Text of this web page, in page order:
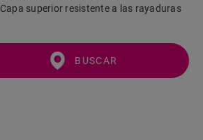
Capa superior resistente a las rayaduras
BUSCAR